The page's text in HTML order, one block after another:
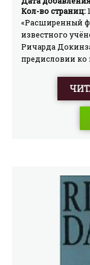
Кол-во страниц:
«Расширенный
известного
Ричарда
предисловии
какая-то одна
бы так: не
трудов кроме
Для меня таким
фенотип”».
отмеченной и